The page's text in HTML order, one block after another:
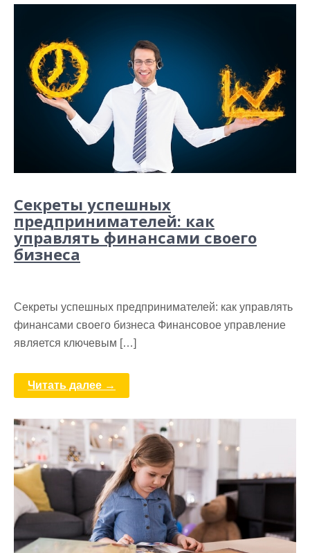
Секреты успешных
предпринимателей: как
управлять финансами своего
бизнеса
Секреты успешных предпринимателей: как управлять
финансами своего бизнеса Финансовое управление
является ключевым […]
Читать далее →